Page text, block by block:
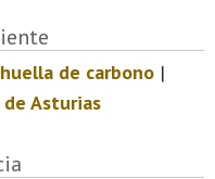
de carbono|
Asturias